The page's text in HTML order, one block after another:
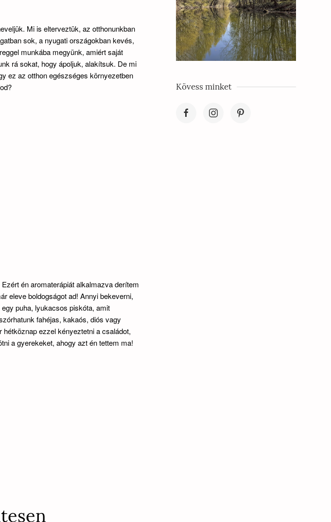
Mi is elterveztük, az otthonunkban
sok, a nyugati országokban kevés,
munkába megyünk, amiért saját
rá sokat, hogy ápoljuk, alakítsuk. De mi
ez az otthon egészséges környezetben
én aromaterápiát alkalmazva derítem
eleve boldogságot ad! Annyi bekeverni,
puha, lyukacsos piskóta, amit
fahéjas, kakaós, diós vagy
ezzel kényeztetni a családot,
a gyerekeket, ahogy azt én tettem ma!
Kövess minket